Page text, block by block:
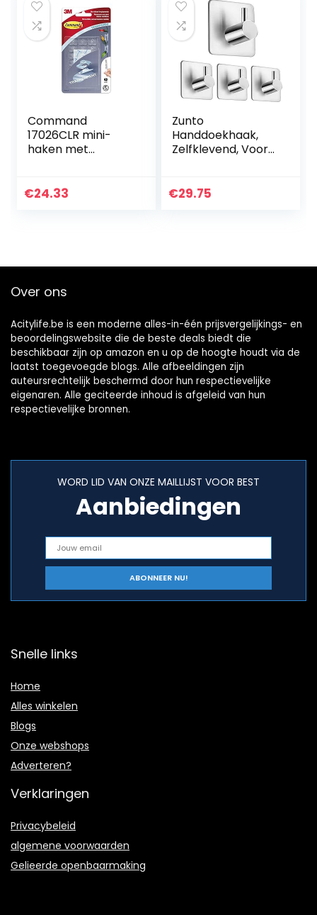
Command
17026CLR mini-
haken met
€24.33
Zunto
Handdoekhaak,
Zelfklevend, Voor
€29.75
Over ons
Acitylife.be is een moderne alles-in-één prijsvergelijkings- en
beoordelingswebsite die de beste deals biedt die
beschikbaar zijn op amazon en u op de hoogte houdt via de
laatst toegevoegde blogs. Alle afbeeldingen zijn
auteursrechtelijk beschermd door hun respectievelijke
eigenaren. Alle geciteerde inhoud is afgeleid van hun
respectievelijke bronnen.
WORD LID VAN ONZE MAILLIJST VOOR BEST
Aanbiedingen
Snelle links
Home
Alles winkelen
Blogs
Onze webshops
Adverteren?
Verklaringen
Privacybeleid
algemene voorwaarden
Gelieerde openbaarmaking